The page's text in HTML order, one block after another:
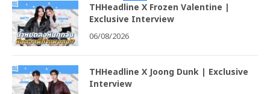
THHeadline X Frozen Valentine |
Exclusive Interview
06/08/2026
THHeadline X Joong Dunk | Exclusive
Interview